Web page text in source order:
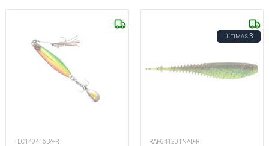
TEC140416BA-R
ÚLTIMAS3
RAP041201NAD-R